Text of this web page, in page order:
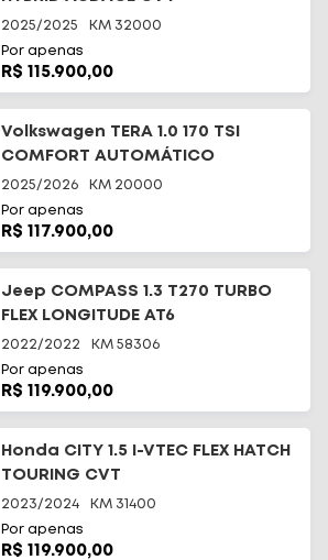
2025/2025 KM 32000
Por apenas
R$ 115.900,00
Volkswagen TERA 1.0 170 TSI
COMFORT AUTOMÁTICO
2025/2026 KM 20000
Por apenas
R$ 117.900,00
Jeep COMPASS 1.3 T270 TURBO
FLEX LONGITUDE AT6
2022/2022 KM 58306
Por apenas
R$ 119.900,00
Honda CITY 1.5 I-VTEC FLEX HATCH
TOURING CVT
2023/2024 KM 31400
Por apenas
R$ 119.900,00